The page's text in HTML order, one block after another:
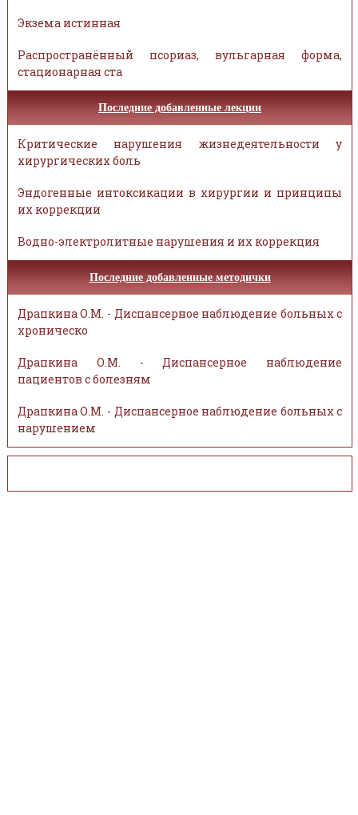
Экзема истинная
Распространённый псориаз, вульгарная форма,
стационарная ста
Последние добавленные лекции
Критические нарушения жизнедеятельности у
хирургических боль
Эндогенные интоксикации в хирургии и принципы
их коррекции
Водно-электролитные нарушения и их коррекция
Последние добавленные методички
Драпкина О.М. - Диспансерное наблюдение больных с
хроническо
Драпкина О.М. - Диспансерное наблюдение
пациентов с болезням
Драпкина О.М. - Диспансерное наблюдение больных с
нарушением